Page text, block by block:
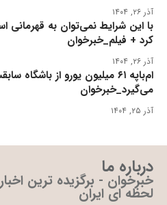
آذر ۲۶, ۱۴۰۴
با این شرایط نمی‌توان به قهرمانی
کرد + فیلم_خبرخوان
آذر ۲۶, ۱۴۰۴
ام‌باپه ۶۱ میلیون یورو از باشگاه
می‌گیرد_خبرخوان
آذر ۲۵, ۱۴۰۴
درباره ما
خبرخوان - برگزیده ترین
لحظه ای ایران